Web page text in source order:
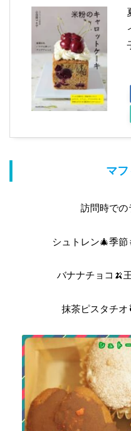
マ
訪問時での
シュトレン🎄季
バナナチョコ🍌
抹茶ピスタチ